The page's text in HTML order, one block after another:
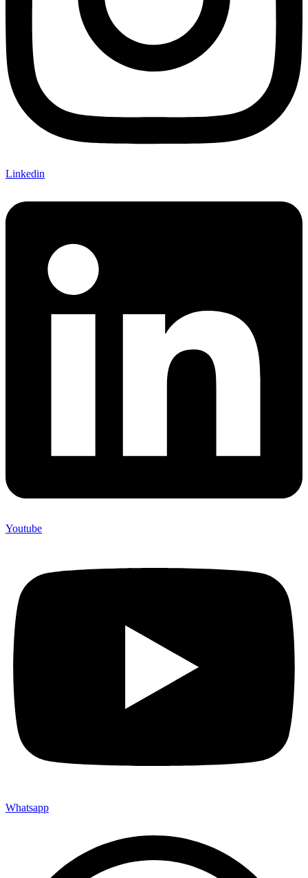
Linkedin
Youtube
Whatsapp